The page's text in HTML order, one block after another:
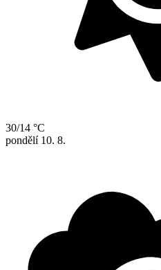
30/14 °C
pondělí 10. 8.